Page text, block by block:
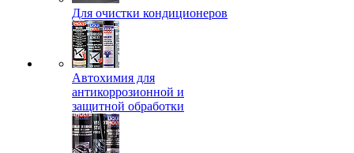
Для очистки кондиционеров
Автохимия для
антикоррозионной и
защитной обработки